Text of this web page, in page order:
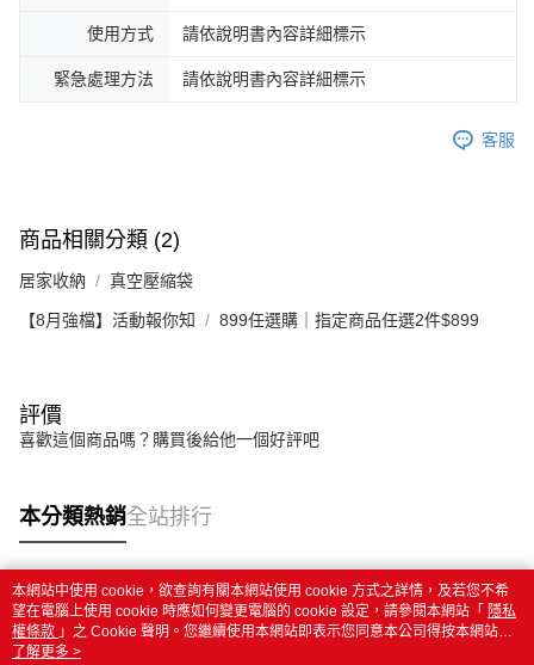
使用方式 請依說明書內容詳細標示
緊急處理方法 請依說明書內容詳細標示
客服
商品相關分類 (2)
居家收納 真空壓縮袋
【8月強檔】活動報你知 899任選購｜指定商品任選2件$899
評價
喜歡這個商品嗎？購買後給他一個好評吧
本分類熱銷全站排行
熱門標籤
本網站中使用 cookie，欲查詢有關本網站使用 cookie 方式之詳情，及若您不希
望在電腦上使用 cookie 時應如何變更電腦的 cookie 設定，請參閱本網站「 隱私
權條款 」之 Cookie 聲明。您繼續使用本網站即表示您同意本公司得按本網站使
用條款之 Cookie 聲明使用 cookie。
了解更多 >